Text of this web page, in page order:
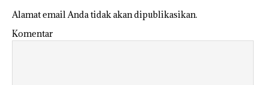
Alamat email Anda tidak akan dipublikasikan.
Komentar